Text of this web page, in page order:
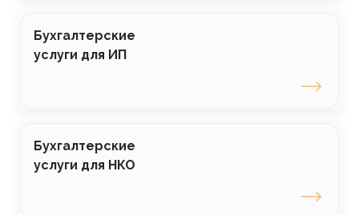
Бухгалтерские
услуги для ИП
Бухгалтерские
услуги для НКО